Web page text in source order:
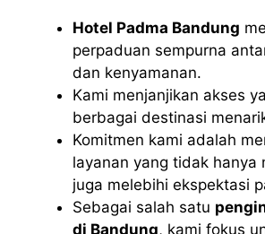
Hotel Padma Bandung
perpaduan sempurna
dan kenyamanan.
Kami menjanjikan akses
berbagai destinasi
Komitmen kami adalah
layanan yang tidak hanya
juga melebihi ekspektasi
Sebagai salah satu
di Bandung, kami fokus